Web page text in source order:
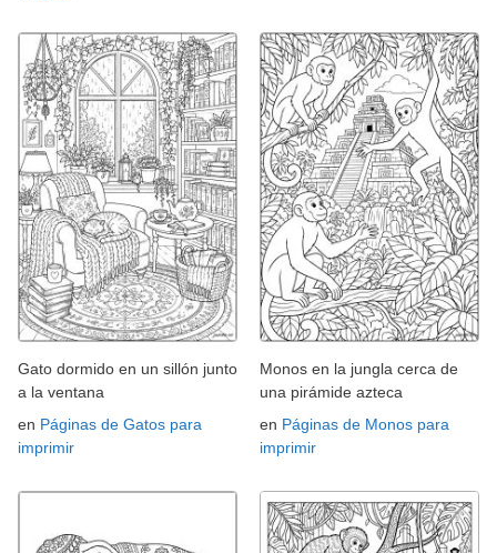
Gato dormido en un sillón junto
a la ventana
en Páginas de Gatos para
imprimir
Monos en la jungla cerca de
una pirámide azteca
en Páginas de Monos para
imprimir